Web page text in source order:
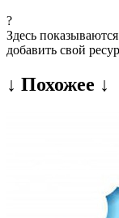
?
Здесь
добавить свой
↓ Похожее ↓